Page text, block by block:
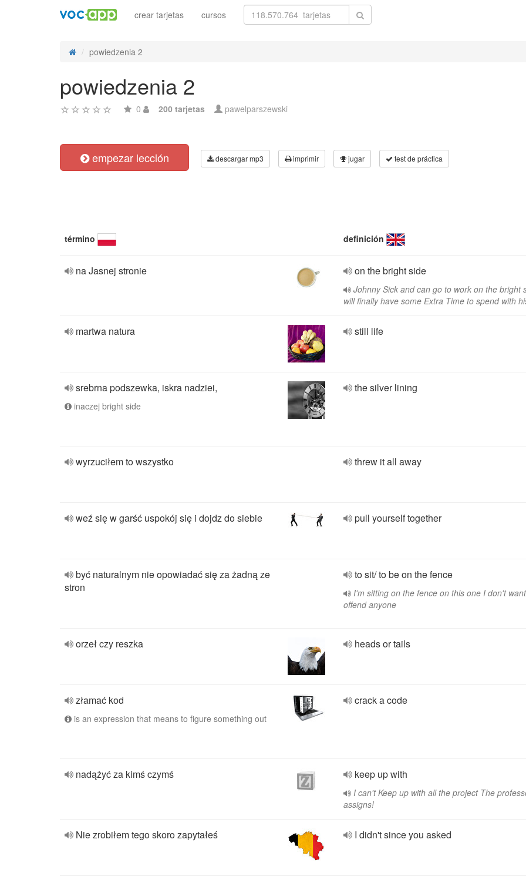
crear tarjetas cursos
powiedzenia 2
powiedzenia 2
0 200 tarjetas pawelparszewski
empezar lección descargar mp3 imprimir jugar test de práctica
término definición
na Jasnej stronie on the bright side
Johnny Sick and can go to work on the bright
will finally have some Extra Time to spend with
martwa natura still life
srebrna podszewka, iskra nadziei,
inaczej bright side
the silver lining
wyrzuciłem to wszystko threw it all away
weź się w garść uspokój się i dojdz do siebie pull yourself together
być naturalnym nie opowiadać się za żadną ze
stron
to sit/ to be on the fence
I'm sitting on the fence on this one I don't
offend anyone
orzeł czy reszka heads or tails
złamać kod
is an expression that means to figure something out
crack a code
nadążyć za kimś czymś keep up with
I can't Keep up with all the project The
assigns!
Nie zrobiłem tego skoro zapytałeś I didn't since you asked